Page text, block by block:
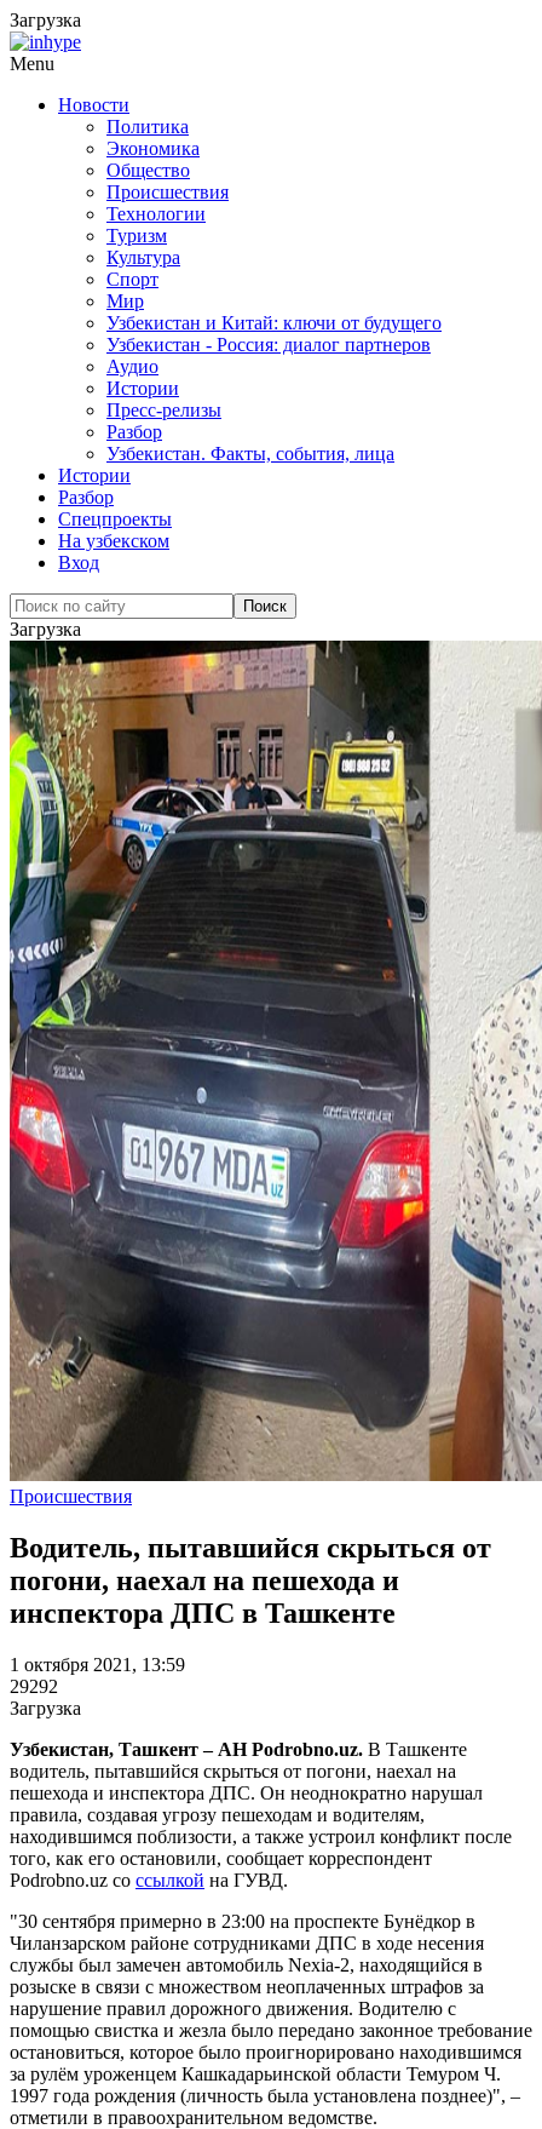
Загрузка
Menu
Новости
Политика
Экономика
Общество
Происшествия
Технологии
Туризм
Культура
Спорт
Мир
Узбекистан и Китай: ключи от будущего
Узбекистан - Россия: диалог партнеров
Аудио
Истории
Пресс-релизы
Разбор
Узбекистан. Факты, события, лица
Истории
Разбор
Спецпроекты
На узбекском
Вход
Загрузка
Происшествия
Водитель, пытавшийся скрыться от
погони, наехал на пешехода и
инспектора ДПС в Ташкенте
1 октября 2021, 13:59
29292
Загрузка
Узбекистан, Ташкент – АН Podrobno.uz. В Ташкенте
водитель, пытавшийся скрыться от погони, наехал на
пешехода и инспектора ДПС. Он неоднократно нарушал
правила, создавая угрозу пешеходам и водителям,
находившимся поблизости, а также устроил конфликт после
того, как его остановили, сообщает корреспондент
Podrobno.uz со ссылкой на ГУВД.
"30 сентября примерно в 23:00 на проспекте Бунёдкор в
Чиланзарском районе сотрудниками ДПС в ходе несения
службы был замечен автомобиль Nexia-2, находящийся в
розыске в связи с множеством неоплаченных штрафов за
нарушение правил дорожного движения. Водителю с
помощью свистка и жезла было передано законное требование
остановиться, которое было проигнорировано находившимся
за рулём уроженцем Кашкадарьинской области Темуром Ч.
1997 года рождения (личность была установлена позднее)", –
отметили в правоохранительном ведомстве.